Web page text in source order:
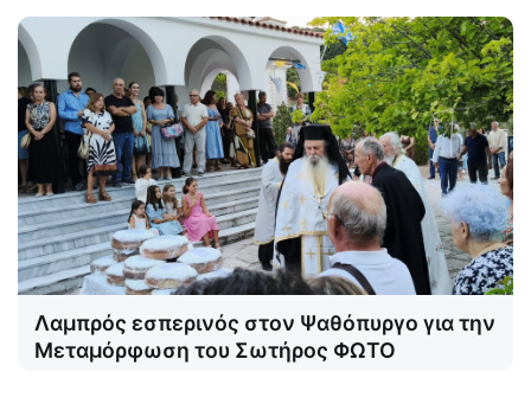
Λαμπρός εσπερινός στον Ψαθόπυργο για την
Μεταμόρφωση του Σωτήρος ΦΩΤΟ